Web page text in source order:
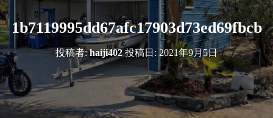
を
切
り
替
え
1b7119995dd67afc17903d73ed69fbcb
投稿者:haiji402投稿日:2021年9月5日